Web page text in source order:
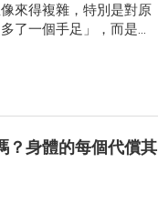
來得複雜，特別是對原
了一個手足」，而是生
母的注意力也不再只
？身體的每個代償其